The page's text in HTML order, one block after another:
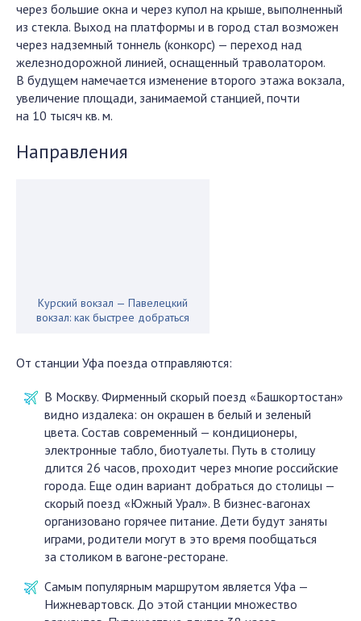
через большие окна и через купол на крыше, выполненный
из стекла. Выход на платформы и в город стал возможен
через надземный тоннель (конкорс) — переход над
железнодорожной линией, оснащенный траволатором.
В будущем намечается изменение второго этажа вокзала,
увеличение площади, занимаемой станцией, почти
на 10 тысяч кв. м.
Направления
Курский вокзал — Павелецкий
вокзал: как быстрее добраться
От станции Уфа поезда отправляются:
В Москву. Фирменный скорый поезд «Башкортостан»
видно издалека: он окрашен в белый и зеленый
цвета. Состав современный — кондиционеры,
электронные табло, биотуалеты. Путь в столицу
длится 26 часов, проходит через многие российские
города. Еще один вариант добраться до столицы —
скорый поезд «Южный Урал». В бизнес-вагонах
организовано горячее питание. Дети будут заняты
играми, родители могут в это время пообщаться
за столиком в вагоне-ресторане.
Самым популярным маршрутом является Уфа —
Нижневартовск. До этой станции множество